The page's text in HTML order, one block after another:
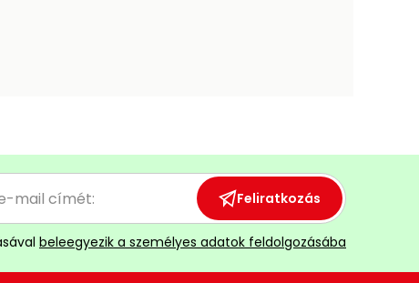
Feliratkozás
beleegyezik a személyes adatok feldolgozásába